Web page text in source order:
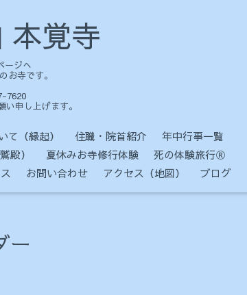
本覚寺
ージへ
お寺です。
7620
申し上げます。
て（縁起） 住職・院首紹介
年中行事一覧
殿） 夏休みお寺修行体験
死の体験旅行Ⓡ
お問い合わせ アクセス（地図） ブログ
ー